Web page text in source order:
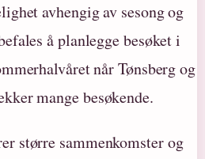
avhengig av sesong og
å planlegge besøket i
når Tønsberg og
mange besøkende.
større sammenkomster og